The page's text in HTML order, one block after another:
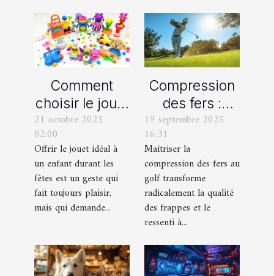
Comment
choisir le jouet
parfait pour
chaque âge
durant les
fêtes ?
21 octobre 2025
02:00
Offrir le jouet idéal à
un enfant durant les
fêtes est un geste qui
fait toujours plaisir,
mais qui demande...
Compression
des fers :
comment
obtenir des
frappes plus
solides ?
19 septembre 2025
16:31
Maîtriser la
compression des fers au
golf transforme
radicalement la qualité
des frappes et le
ressenti à...